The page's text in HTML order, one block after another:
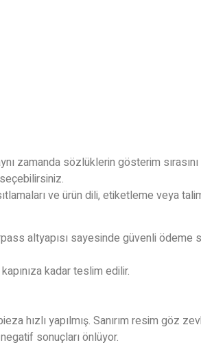
zamanda sözlüklerin gösterim sırasını
ve ürün dili, etiketleme veya
altyapısı sayesinde güvenli ödeme
kadar teslim edilir.
hızlı yapılmış. Sanırım resim göz
sonuçları önlüyor.